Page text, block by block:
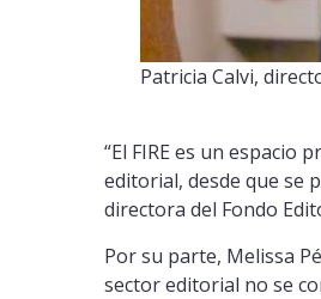
Patricia Calvi,
“El FIRE es un
editorial, desde que se
directora del Fondo
Por su parte, Melissa
sector editorial no se